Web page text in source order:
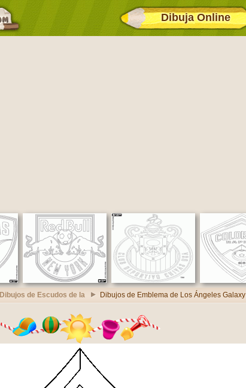
Dibuja Online
Dibujos de Escudos de la Dibujos de Emblema de Los Ángeles Galaxy